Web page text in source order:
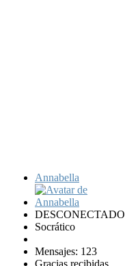
Annabella
DESCONECTADO
Socrático
Mensajes: 123